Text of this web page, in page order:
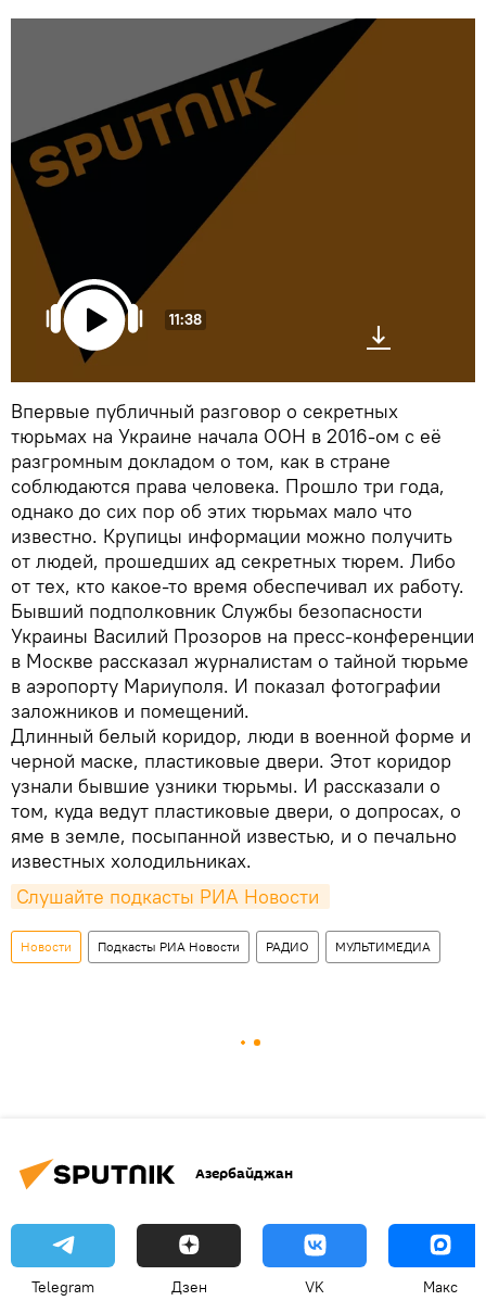
11:38
Впервые публичный разговор о секретных
тюрьмах на Украине начала ООН в 2016-ом с её
разгромным докладом о том, как в стране
соблюдаются права человека. Прошло три года,
однако до сих пор об этих тюрьмах мало что
известно. Крупицы информации можно получить
от людей, прошедших ад секретных тюрем. Либо
от тех, кто какое-то время обеспечивал их работу.
Бывший подполковник Службы безопасности
Украины Василий Прозоров на пресс-конференции
в Москве рассказал журналистам о тайной тюрьме
в аэропорту Мариуполя. И показал фотографии
заложников и помещений.
Длинный белый коридор, люди в военной форме и
черной маске, пластиковые двери. Этот коридор
узнали бывшие узники тюрьмы. И рассказали о
том, куда ведут пластиковые двери, о допросах, о
яме в земле, посыпанной известью, и о печально
известных холодильниках.
Слушайте подкасты РИА Новости
Новости Подкасты РИА Новости РАДИО МУЛЬТИМЕДИА
Азербайджан
Telegram Дзен VK Макс